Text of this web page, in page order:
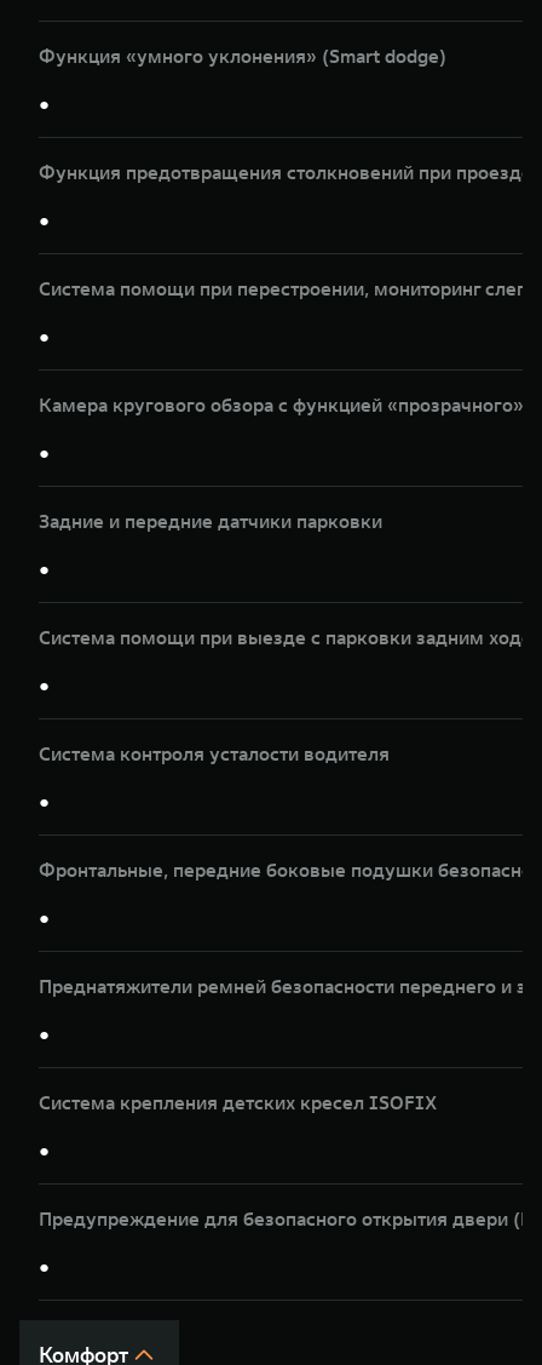
Функция «умного уклонения» (Smart dodge)
●
Функция предотвращения столкновений при проезде
●
Система помощи при перестроении, мониторинг
●
Камера кругового обзора с функцией «прозрачного»
●
Задние и передние датчики парковки
●
Система помощи при выезде с парковки задним
●
Система контроля усталости водителя
●
Фронтальные, передние боковые подушки
●
Преднатяжители ремней безопасности переднего и
●
Система крепления детских кресел ISOFIX
●
Предупреждение для безопасного открытия двери
●
Комфорт